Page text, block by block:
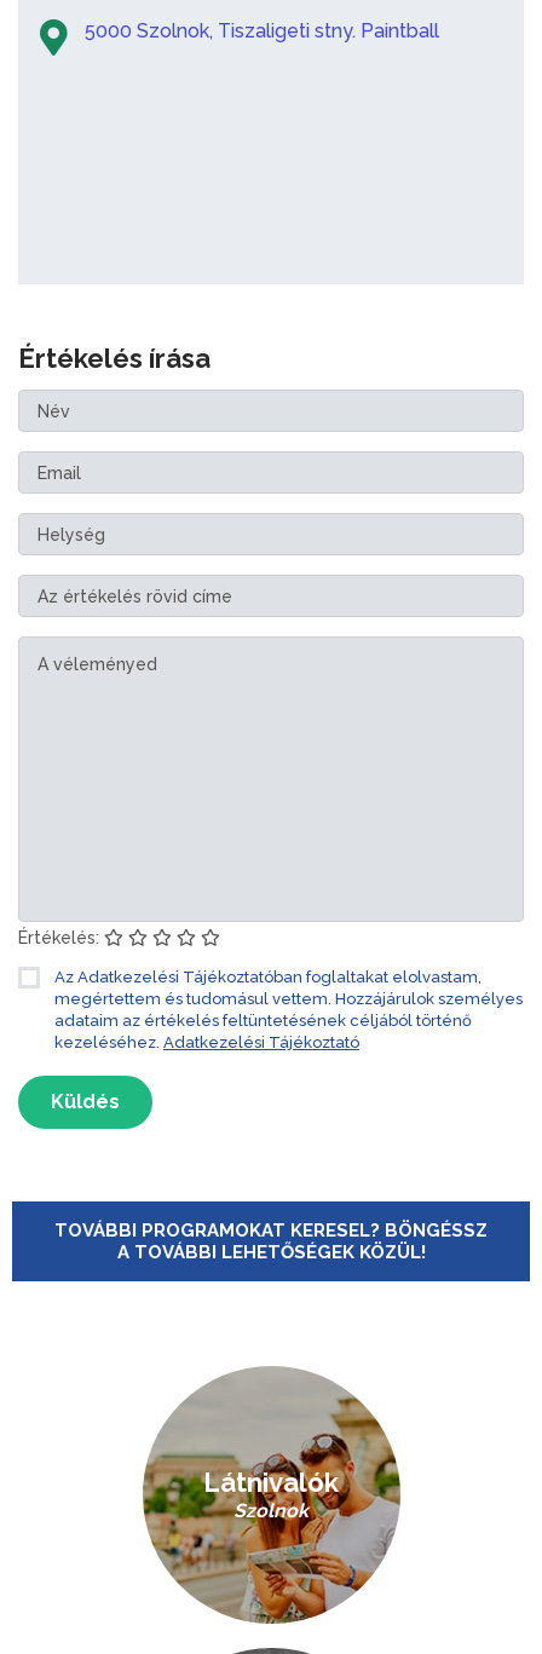
5000 Szolnok, Tiszaligeti stny. Paintball
Értékelés írása
Értékelés:
Az Adatkezelési Tájékoztatóban foglaltakat elolvastam,
megértettem és tudomásul vettem. Hozzájárulok személyes
adataim az értékelés feltüntetésének céljából történő
kezeléséhez. Adatkezelési Tájékoztató
Küldés
TOVÁBBI PROGRAMOKAT KERESEL? BÖNGÉSSZ
A TOVÁBBI LEHETŐSÉGEK KÖZÜL!
Látnivalók
Szolnok